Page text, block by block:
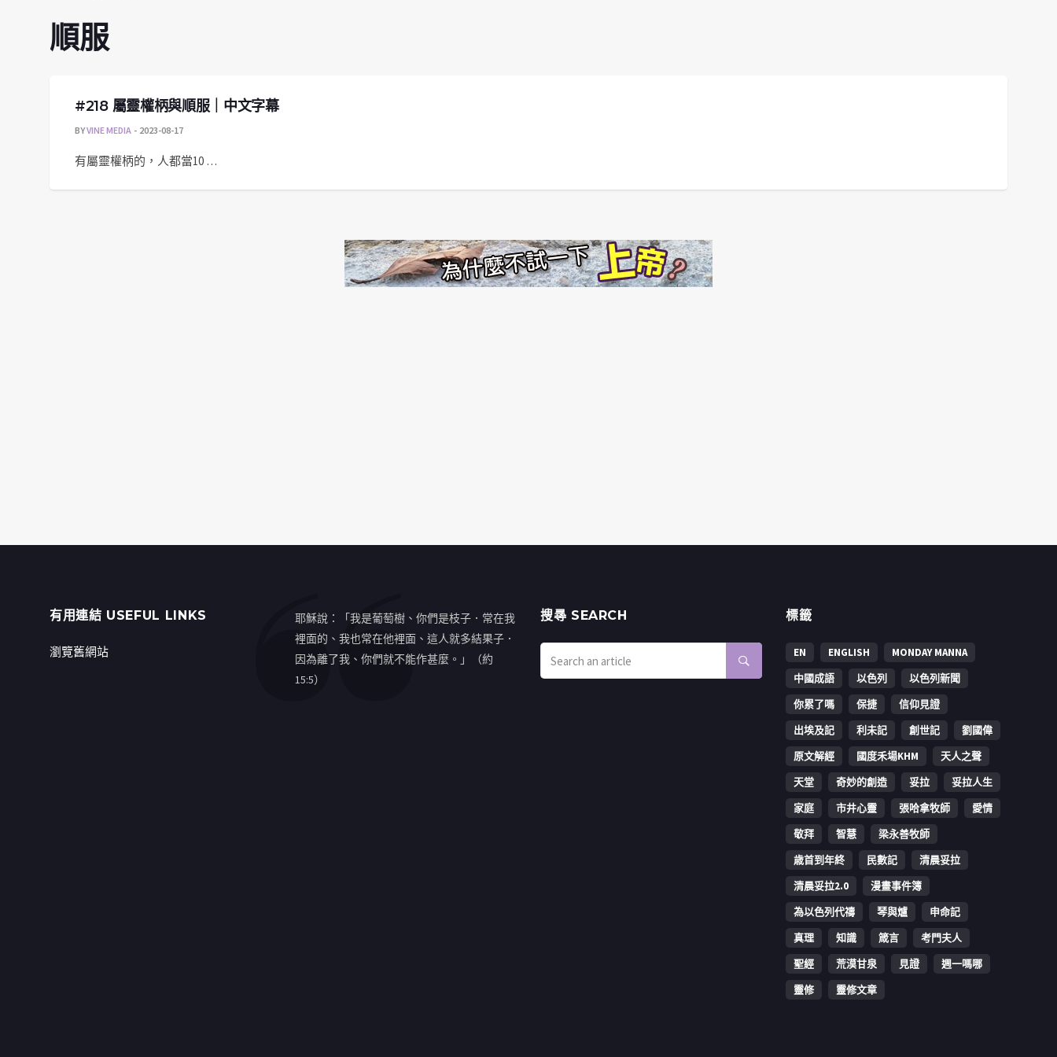
順服
#218 屬靈權柄與順服｜中文字幕
BYVINE MEDIA 2023-08-17
有屬靈權柄的，人都當10 …
有用連結 USEFUL LINKS
瀏覽舊網站
耶穌說：「我是葡萄樹、你們是枝子．常在我
裡面的、我也常在他裡面、這人就多結果子．
因為離了我、你們就不能作甚麼。」（約
15:5）
搜㝷 SEARCH 標籤
EN ENGLISH
MONDAY MANNA
中國成語
以色列
以色列新聞
你累了嗎
保捷
信仰見證
出埃及記
利未記 創世記
劉國偉
原文解經
國度禾場KHM
天人之聲
天堂
奇妙的創造 妥拉
妥拉人生
家庭
市井心靈 張哈拿牧師
愛情
敬拜
智慧
梁永善牧師
歳首到年終
民數記
清晨妥拉
清晨妥拉2.0
漫畫事件簿
為以色列代禱
琴與爐
申命記
真理
知識 箴言
考門夫人
聖經
荒漠甘泉 見證
週一嗎哪
靈修
靈修文章